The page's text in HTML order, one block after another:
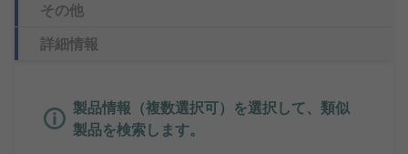
その他
詳細情報
製品情報（複数選択可）を選択して、類似
製品を検索します。